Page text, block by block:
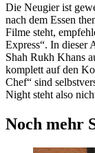
Die Neugier ist
nach dem Essen
Filme steht,
Express“. In dieser
Shah Rukh Khans
komplett auf den
Chef“ sind
Night steht also
Noch mehr